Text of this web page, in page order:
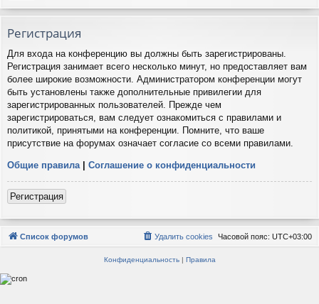
Регистрация
Для входа на конференцию вы должны быть зарегистрированы.
Регистрация занимает всего несколько минут, но предоставляет вам
более широкие возможности. Администратором конференции могут
быть установлены также дополнительные привилегии для
зарегистрированных пользователей. Прежде чем
зарегистрироваться, вам следует ознакомиться с правилами и
политикой, принятыми на конференции. Помните, что ваше
присутствие на форумах означает согласие со всеми правилами.
Общие правила | Соглашение о конфиденциальности
Регистрация
Список форумов Часовой пояс: UTC+03:00
Удалить cookies
Конфиденциальность| Правила